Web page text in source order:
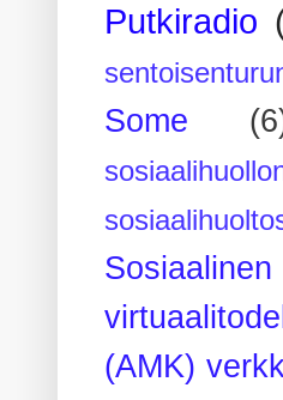
Putkiradio
Some
(AMK)